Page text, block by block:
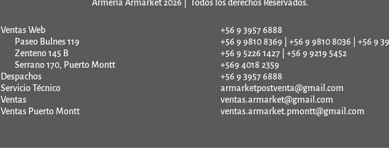
Armería Armarket 2026 | Todos los derechos Reservados.
Ventas Web
Paseo Bulnes 119
Zenteno 145 B
Serrano 170, Puerto Montt
Despachos
Servicio Técnico
Ventas
Ventas Puerto Montt
+56 9 3957 6888
+56 9 9810 8369 | +56 9 9810 8036 | +56 9
+56 9 5226 1427 | +56 9 9219 5452
+569 4018 2359
+56 9 3957 6888
armarketpostventa@gmail.com
ventas.armarket@gmail.com
ventas.armarket.pmontt@gmail.com